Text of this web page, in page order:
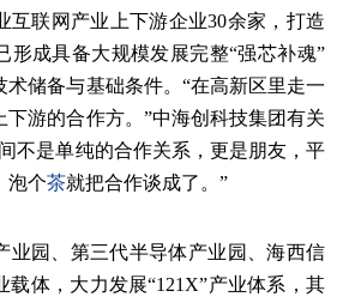
互联网产业上下游企业30余家，打造
形成具备大规模发展完整“强芯补魂”
术储备与基础条件。“在高新区里走一
下游的合作方。”中海创科技集团有关
不是单纯的合作关系，更是朋友，平
泡个茶就把合作谈成了。”
业园、第三代半导体产业园、海西信
载体，大力发展“121X”产业体系，其